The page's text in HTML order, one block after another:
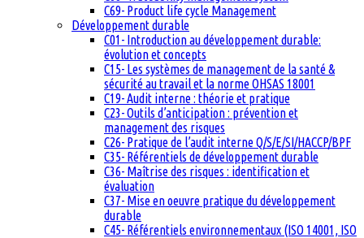
C69- Product life cycle Management
Développement durable
C01- Introduction au développement durable:
évolution et concepts
C15- Les systèmes de management de la santé &
sécurité au travail et la norme OHSAS 18001
C19- Audit interne : théorie et pratique
C23- Outils d’anticipation : prévention et
management des risques
C26- Pratique de l’audit interne Q/S/E/SI/HACCP/BPF
C35- Référentiels de développement durable
C36- Maîtrise des risques : identification et
évaluation
C37- Mise en oeuvre pratique du développement
durable
C45- Référentiels environnementaux (ISO 14001, ISO